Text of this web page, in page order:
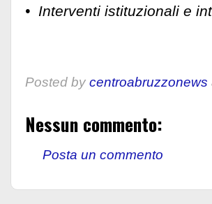
•⁠ ⁠Interventi istituzionali e
Posted by centroabruzzonews
Nessun commento:
Posta un commento